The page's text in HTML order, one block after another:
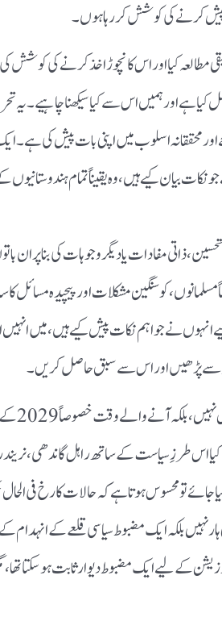
کرنے کی کوشش کر رہا ہوں۔
مطالعہ کیا اور اس کا نچوڑ اخذ کرنے کی کوشش
ہے اور ہمیں اس سے کیا سیکھنا چاہیے۔ یہ
اور محققانہ اسلوب میں اپنی بات پیش کی
بیان کیے ہیں، وہ یقیناً تمام ہندوستانیوں
ذاتی مفادات یا دیگر وجوہات کی بنا پر ان
کو سنگین مشکلات اور پیچیدہ مسائل
انہوں نے جو اہم نکات پیش کیے ہیں، میں
سے پڑھیں اور اس سے سبق حاصل کریں۔
یہ
جائے تو محسوس ہوتا ہے کہ حالات کا رخ فی
نہیں بلکہ ایک مضبوط سیاسی قلعے کے
کے لیے ایک مضبوط دیوار ثابت ہو سکتا